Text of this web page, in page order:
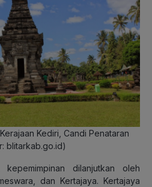
Kediri, Candi Penataran
blitarkab.go.id)
dilanjutkan oleh
dan Kertajaya. Kertajaya